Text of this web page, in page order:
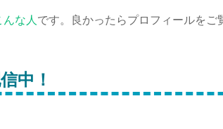
んな人 です。良かったらプロフィールをご
中！